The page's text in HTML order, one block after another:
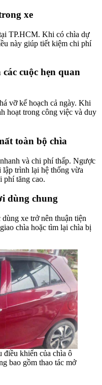
xe
TP.HCM. Khi có chìa dự
này giúp tiết kiệm chi phí
cuộc hẹn quan
vỡ kế hoạch cả ngày. Khi
hoạt trong công việc và duy
toàn bộ chìa
và chi phí thấp. Ngược
lập trình lại hệ thống vừa
tăng cao.
dùng chung
xe trở nên thuận tiện
chìa hoặc tìm lại chìa bị
điều khiển của chìa ô
bao gồm thao tác mở